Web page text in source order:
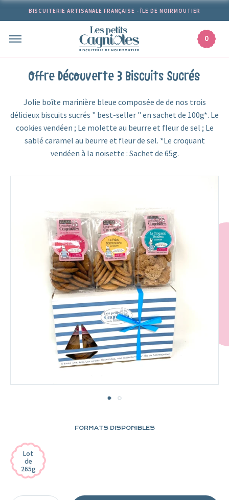
Passer
au
BISCUITERIE ARTISANALE FRANÇAISE - ÎLE DE NOIRMOUTIER
0
Offre Découverte 3 Biscuits Sucrés
Jolie boîte marinière bleue composée de de nos trois
délicieux biscuits sucrés " best-seller " en sachet de 100g*. Le
cookies vendéen ; Le molette au beurre et fleur de sel ; Le
sablé caramel au beurre et fleur de sel. *Le croquant
vendéen à la noisette : Sachet de 65g.
FORMATS DISPONIBLES
Lot
de
265g